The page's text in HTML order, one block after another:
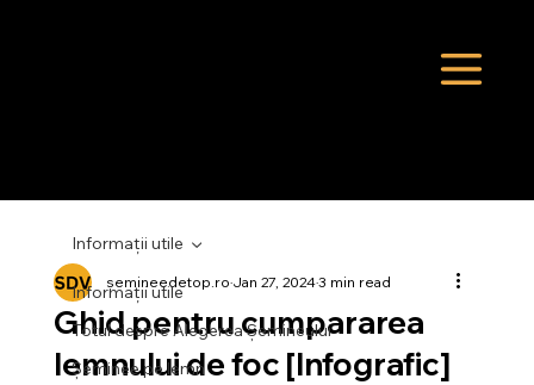
Informații utile
Totul despre Alegerea Șemineului
Șeminee pe lemn
Informații utile
Ghid pentru cumpararea
lemnului de foc [Infografic]
șemineedetop.roJan 27, 20243 min read